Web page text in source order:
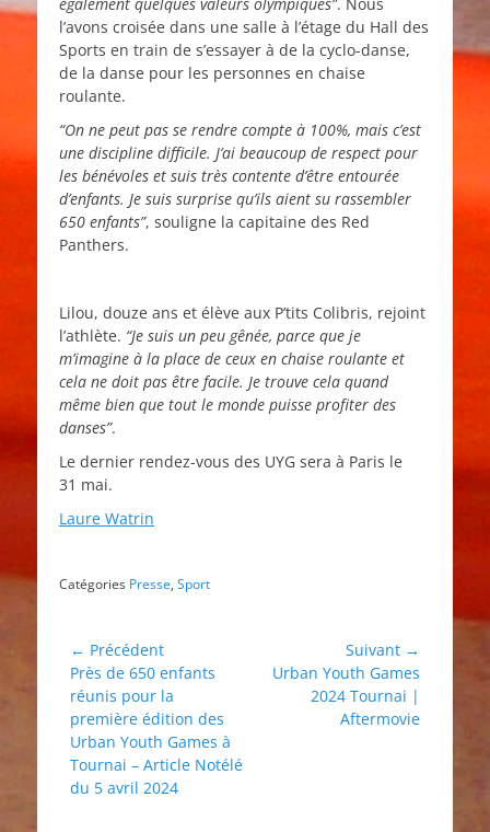
l’avons croisée dans une salle à l’étage du Hall des
Sports en train de s’essayer à de la cyclo-danse,
de la danse pour les personnes en chaise
roulante.
“On ne peut pas se rendre compte à 100%, mais c’est
une discipline difficile. J’ai beaucoup de respect pour
les bénévoles et suis très contente d’être entourée
d’enfants. Je suis surprise qu’ils aient su rassembler
650 enfants”, souligne la capitaine des Red
Panthers.
Lilou, douze ans et élève aux P’tits Colibris, rejoint
l’athlète. “Je suis un peu gênée, parce que je
m’imagine à la place de ceux en chaise roulante et
cela ne doit pas être facile. Je trouve cela quand
même bien que tout le monde puisse profiter des
danses”.
Le dernier rendez-vous des UYG sera à Paris le
31 mai.
Laure Watrin
Catégories Presse, Sport
Navigation
de
l’article
← Précédent
Article
précédent :
Près de 650 enfants
réunis pour la
première édition des
Urban Youth Games à
Tournai – Article Notélé
du 5 avril 2024
Suivant →
ArticleUrban Youth Games
2024 Tournai |
Aftermovie